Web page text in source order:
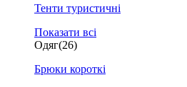
Тенти туристичні
Показати всі
Одяг(26)
Брюки короткі